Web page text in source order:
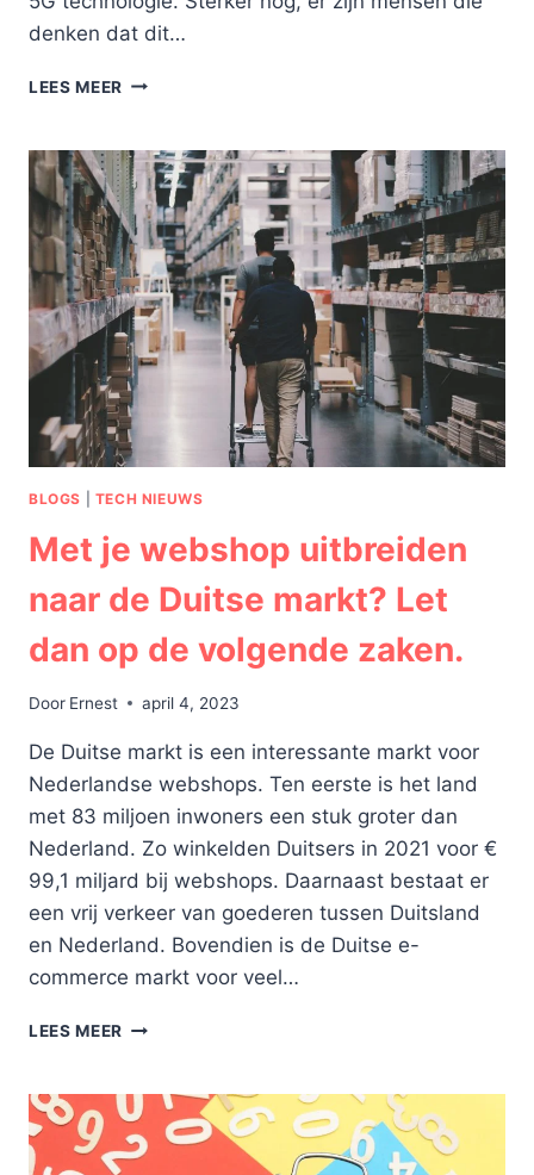
denken dat dit…
LEES MEER 5G
WAT
IS
HET
EN
HOE
WERKT
HET?
BLOGS TECH NIEUWS
Met je webshop uitbreiden
naar de Duitse markt? Let
dan op de volgende zaken.
Door Ernest april 4, 2023
De Duitse markt is een interessante markt voor
Nederlandse webshops. Ten eerste is het land
met 83 miljoen inwoners een stuk groter dan
Nederland. Zo winkelden Duitsers in 2021 voor €
99,1 miljard bij webshops. Daarnaast bestaat er
een vrij verkeer van goederen tussen Duitsland
en Nederland. Bovendien is de Duitse e-
commerce markt voor veel…
LEES MEER MET
UITBREIDEN
NAAR
DE